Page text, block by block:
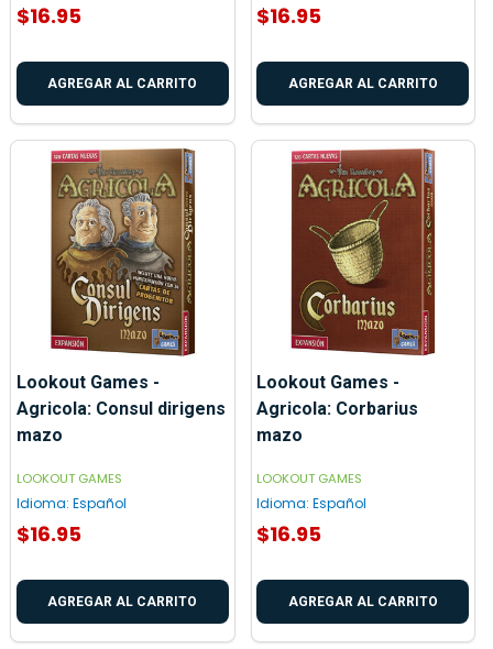
$16.95
AGREGAR AL CARRITO
$16.95
AGREGAR AL CARRITO
Lookout Games -
Agricola: Consul dirigens
mazo
LOOKOUT GAMES
Idioma: Español
$16.95
AGREGAR AL CARRITO
Lookout Games -
Agricola: Corbarius
mazo
LOOKOUT GAMES
Idioma: Español
$16.95
AGREGAR AL CARRITO